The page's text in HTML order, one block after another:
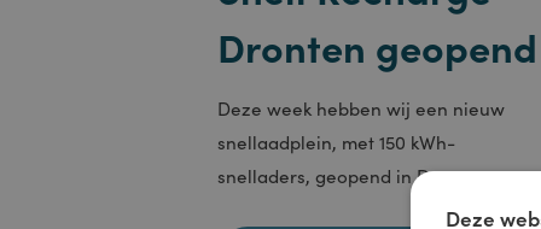
Shell Recharge
Dronten
Deze week hebben wij een nieuw
snellaadplein, met 150 kWh-